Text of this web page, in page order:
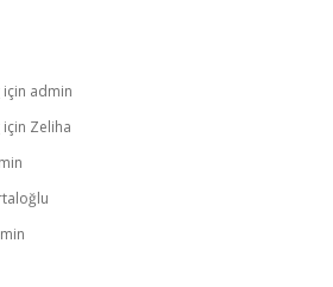
için admin
için Zeliha